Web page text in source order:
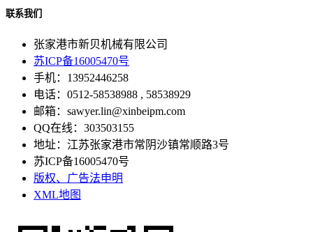
联系我们
张家港市新贝机械有限公司
苏ICP备16005470号
手机：13952446258
电话：0512-58538988 , 58538929
邮箱：sawyer.lin@xinbeipm.com
QQ在线：303503155
地址：江苏张家港市常阴沙镇常顺路3号
苏ICP备16005470号
版权、广告法申明
XML地图